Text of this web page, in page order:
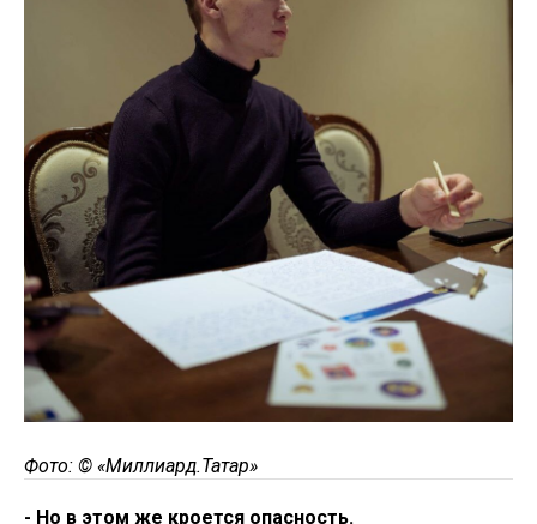
Фото: © «Миллиард.Татар»
- Но в этом же кроется опасность.